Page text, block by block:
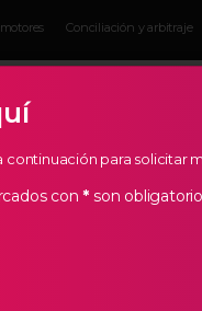
Conciliación y arbitraje
de nuestra
la creación de
continuación para solicitar
con * son